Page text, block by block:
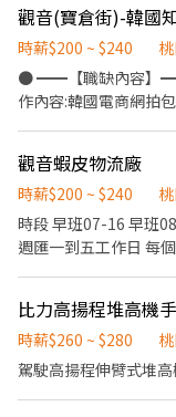
業四路 休假制度 ➜ 五
筆記型電腦、伺服器、
等 ※有空調、噪音、
•°•✿•°•——————• 班別
$300→薪$74,000-
⭕夜班人員需先於日
潭、平鎮線】 ✅工作
領、可日領、借支、
$15000-$17500 ✅供
✅交通津貼(戶籍地看
媒合成功立即聯繫您 ❷
686、06-
話+找江專員』
時薪$200 ~ $240
● ━━【職缺內容】━━
作內容:韓國電商網拍包裹(
班】 1800-0300 時薪：
班】 ►【日班】
班：210/hr ★ 晚班：240/hr ⭐️韓國電商網拍包裝(
⭐️短期長期都歡迎 ✅
✅假日（含國定）都
觀音蝦皮物流廠
時薪$200 ~ $240
時段 早班07-16 早班
週匯一到五工作日 每
比力高揚程堆高機
時薪$260 ~ $280
駕駛高揚程伸臂式堆